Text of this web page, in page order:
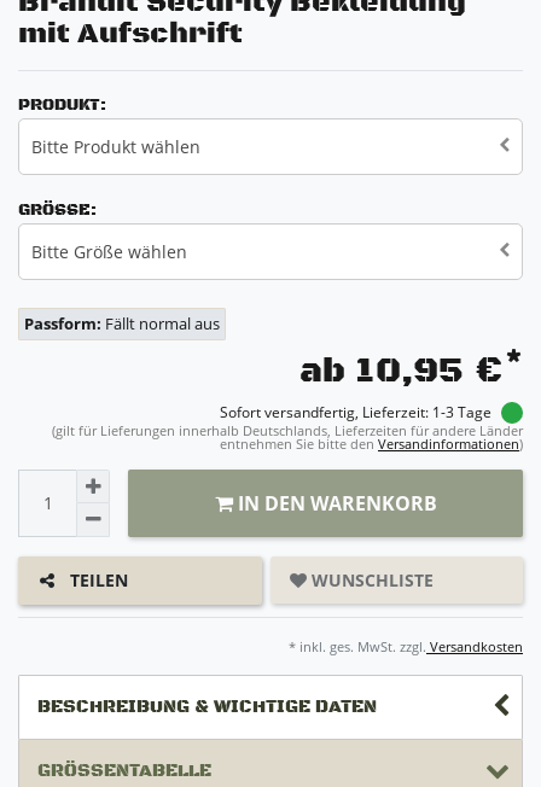
mit Aufschrift
PRODUKT:
Bitte Produkt wählen
GRÖSSE:
Bitte Größe wählen
Passform: Fällt normal aus
ab 10,95 €*
Sofort versandfertig, Lieferzeit: 1-3 Tage
(gilt für Lieferungen innerhalb Deutschlands, Lieferzeiten für andere Länder
entnehmen Sie bitte den Versandinformationen)
IN DEN WARENKORB
TEILEN WUNSCHLISTE
* inkl. ges. MwSt. zzgl. Versandkosten
BESCHREIBUNG & WICHTIGE DATEN
GRÖSSENTABELLE